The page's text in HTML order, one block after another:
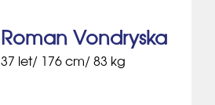
Roman Vondryska
37 let/ 176 cm/ 83 kg